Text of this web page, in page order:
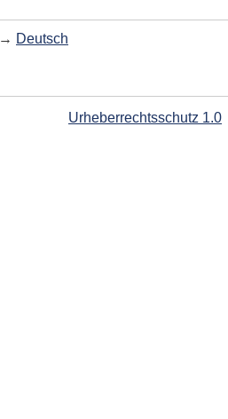
→ Deutsch
Urheberrechtsschutz 1.0